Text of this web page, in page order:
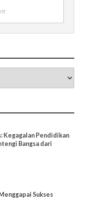
Kegagalan Pendidikan
Bangsa dari
Sukses